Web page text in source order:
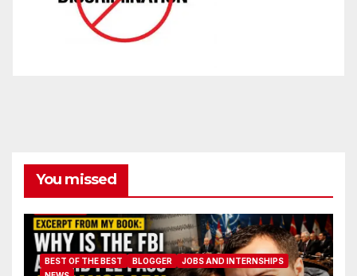
You missed
BEST OF THE BEST BLOGGER
JOBS AND INTERNSHIPS